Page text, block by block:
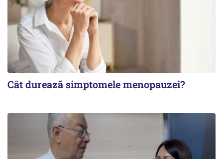
Cât durează simptomele menopauzei?